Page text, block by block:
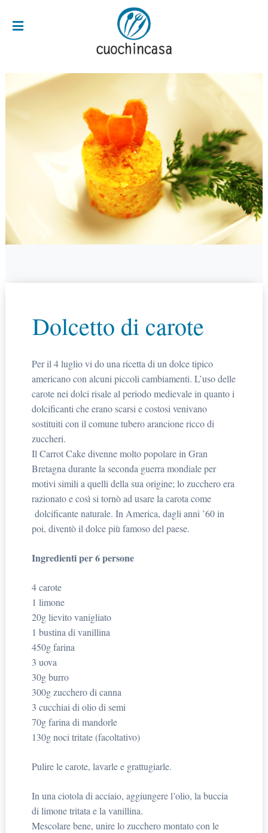
Dolcetto di carote
Per il 4 luglio vi do una ricetta di un dolce tipico
americano con alcuni piccoli cambiamenti. L’uso delle
carote nei dolci risale al periodo medievale in quanto i
dolcificanti che erano scarsi e costosi venivano
sostituiti con il comune tubero arancione ricco di
zuccheri.
Il Carrot Cake divenne molto popolare in Gran
Bretagna durante la seconda guerra mondiale per
motivi simili a quelli della sua origine; lo zucchero era
razionato e così si tornò ad usare la carota come
dolcificante naturale. In America, dagli anni ’60 in
poi, diventò il dolce più famoso del paese.
Ingredienti per 6 persone
4 carote
1 limone
20g lievito vanigliato
1 bustina di vanillina
450g farina
3 uova
30g burro
300g zucchero di canna
3 cucchiai di olio di semi
70g farina di mandorle
130g noci tritate (facoltativo)
Pulire le carote, lavarle e grattugiarle.
In una ciotola di acciaio, aggiungere l’olio, la buccia
di limone tritata e la vanillina.
Mescolare bene, unire lo zucchero montato con le